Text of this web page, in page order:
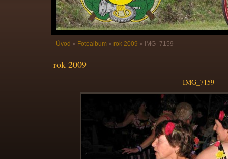
Úvod » Fotoalbum » rok 2009 » IMG_7159
rok 2009
IMG_7159